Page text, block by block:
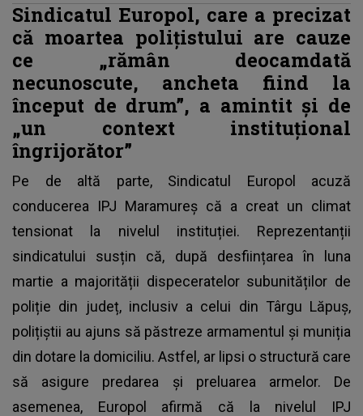
Sindicatul Europol, care a precizat
că moartea polițistului are cauze
ce „rămân deocamdată
necunoscute, ancheta fiind la
început de drum”, a amintit și de
„un context instituțional
îngrijorător”
Pe de altă parte, Sindicatul Europol acuză
conducerea IPJ Maramureș că a creat un climat
tensionat la nivelul instituției. Reprezentanții
sindicatului susțin că, după desființarea în luna
martie a majorității dispeceratelor subunităților de
poliție din județ, inclusiv a celui din Târgu Lăpuș,
polițiștii au ajuns să păstreze armamentul și muniția
din dotare la domiciliu. Astfel, ar lipsi o structură care
să asigure predarea și preluarea armelor. De
asemenea, Europol afirmă că la nivelul IPJ